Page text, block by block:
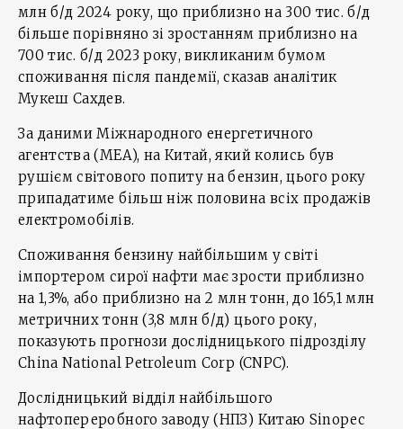
млн б/д 2024 року, що приблизно на 300 тис. б/д
більше порівняно зі зростанням приблизно на
700 тис. б/д 2023 року, викликаним бумом
споживання після пандемії, сказав аналітик
Мукеш Сахдев.
За даними Міжнародного енергетичного
агентства (МЕА), на Китай, який колись був
рушієм світового попиту на бензин, цього року
припадатиме більш ніж половина всіх продажів
електромобілів.
Споживання бензину найбільшим у світі
імпортером сирої нафти має зрости приблизно
на 1,3%, або приблизно на 2 млн тонн, до 165,1 млн
метричних тонн (3,8 млн б/д) цього року,
показують прогнози дослідницького підрозділу
China National Petroleum Corp (CNPC).
Дослідницький відділ найбільшого
нафтопереробного заводу (НПЗ) Китаю Sinopec